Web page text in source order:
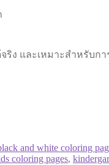
ริง และเหมาะสำหรับ
and white coloring
coloring pages,